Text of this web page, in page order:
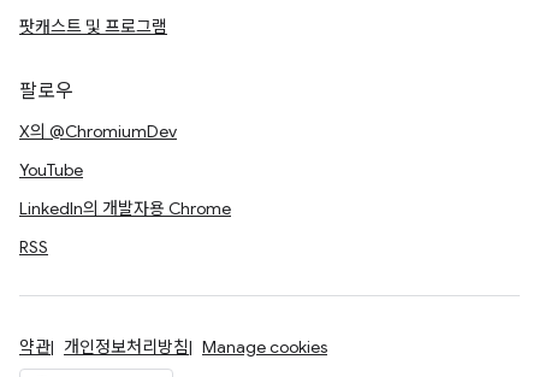
팟캐스트 및 프로그램
팔로우
X의 @ChromiumDev
YouTube
LinkedIn의 개발자용 Chrome
RSS
약관 개인정보처리방침 Manage cookies